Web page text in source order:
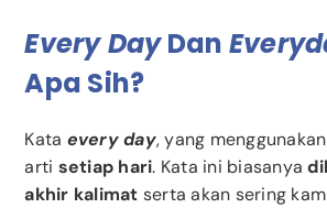
Every DayDan
Apa Sih?
Kata every day, yang
arti setiap hari. Kata ini biasanya
akhir kalimat serta akan sering